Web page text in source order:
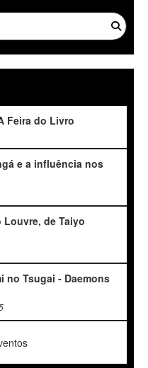
Feira do Livro
e a influência nos
de Taiyo
no Tsugai - Daemons